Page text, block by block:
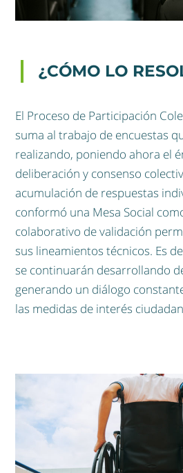
¿CÓMO LO
El Proceso de Participación
suma al trabajo de encuestas
realizando, poniendo ahora el
deliberación y consenso
acumulación de respuestas
conformó una Mesa Social
colaborativo de validación
sus lineamientos técnicos. Es
se continuarán desarrollando
generando un diálogo
las medidas de interés